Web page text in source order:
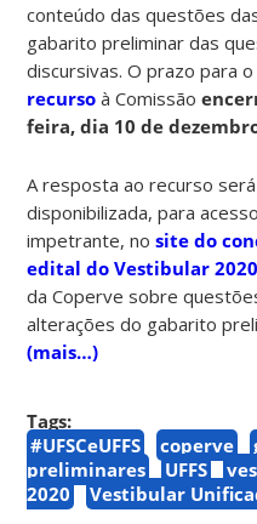
conteúdo das questões
gabarito preliminar das
discursivas. O prazo para
recurso à Comissão
feira, dia 10 de
A resposta ao recurso
disponibilizada, para
impetrante, nosite do
edital do Vestibular 2020
da Coperve sobre
alterações do gabarito
(mais…)
Tags:
#UFSCeUFFS
coperve
preliminares
UFFS
2020
Vestibular